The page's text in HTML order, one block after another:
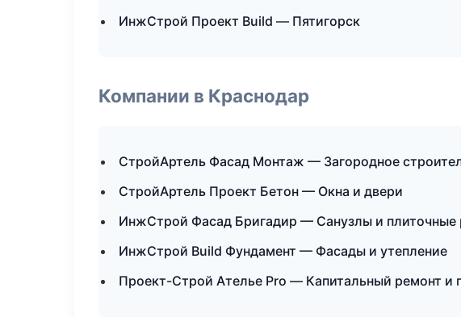
ИнжСтрой Проект Build — Пятигорск
Компании в Краснодар
СтройАртель Фасад Монтаж — Загородное
СтройАртель Проект Бетон — Окна и двери
ИнжСтрой Фасад Бригадир — Санузлы и плиточные
ИнжСтрой Build Фундамент — Фасады и утепление
Проект-Строй Ателье Pro — Капитальный ремонт и